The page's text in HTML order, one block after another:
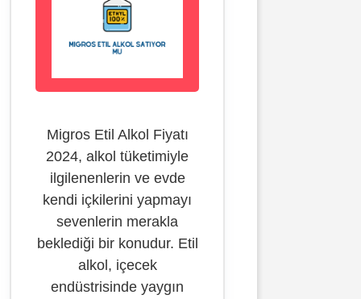
Migros Etil Alkol Fiyatı
2024, alkol tüketimiyle
ilgilenenlerin ve evde
kendi içkilerini yapmayı
sevenlerin merakla
beklediği bir konudur. Etil
alkol, içecek
endüstrisinde yaygın